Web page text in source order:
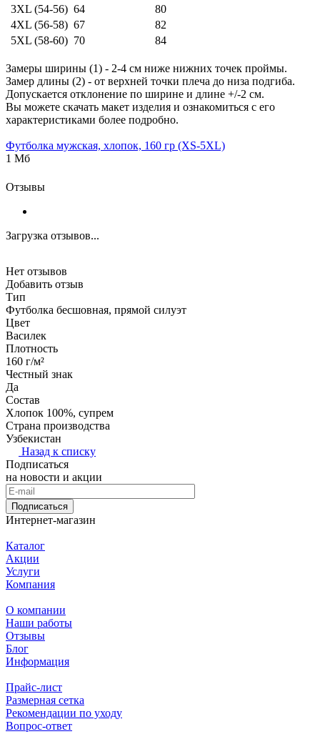
3XL (54-56) 64
80
4XL (56-58) 67
82
5XL (58-60) 70 84
Замеры ширины (1) - 2-4 см ниже нижних точек проймы.
Замер длины (2) - от верхней точки плеча до низа подгиба.
Допускается отклонение по ширине и длине +/-2 см.
Вы можете скачать макет изделия и ознакомиться с его
характеристиками более подробно.
Футболка мужская, хлопок, 160 гр (XS-5XL)
1 Мб
Отзывы
Загрузка отзывов...
Нет отзывов
Добавить отзыв
Тип
Футболка бесшовная, прямой силуэт
Цвет
Василек
Плотность
160 г/м²
Честный знак
Да
Состав
Хлопок 100%, супрем
Страна производства
Узбекистан
Назад к списку
Подписаться
на новости и акции
Подписаться
Интернет-магазин
Каталог
Акции
Услуги
Компания
О компании
Наши работы
Отзывы
Блог
Информация
Прайс-лист
Размерная сетка
Рекомендации по уходу
Вопрос-ответ